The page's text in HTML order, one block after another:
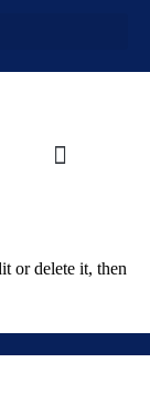
or delete it, then